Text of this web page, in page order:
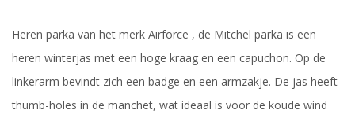
Heren parka van het merk Airforce , de Mitchel parka is een
heren winterjas met een hoge kraag en een capuchon. Op de
linkerarm bevindt zich een badge en een armzakje. De jas heeft
thumb-holes in de manchet, wat ideaal is voor de koude wind